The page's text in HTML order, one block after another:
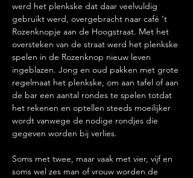
werd het plenkske dat daar veelvuldig
gebruikt werd, overgebracht naar café ‘t
Rozenknopje aan de Hoogstraat. Met het
oversteken van de straat werd het plenkske
spelen in de Rozenknop nieuw leven
ingeblazen. Jong en oud pakken met grote
regelmaat het plenkske, om aan tafel of aan
de bar een aantal rondes te spelen totdat
het rekenen en optellen steeds moeilijker
wordt vanwege de nodige rondjes die
gegeven worden bij verlies.
Soms met twee, maar vaak met vier, vijf en
soms wel zes man of vrouw worden de